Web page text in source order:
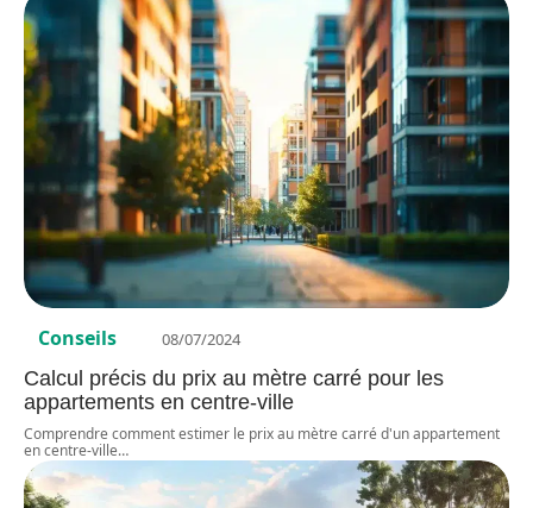
Conseils 08/07/2024
Calcul précis du prix au mètre carré pour les
appartements en centre-ville
Comprendre comment estimer le prix au mètre carré d'un appartement
en centre-ville…